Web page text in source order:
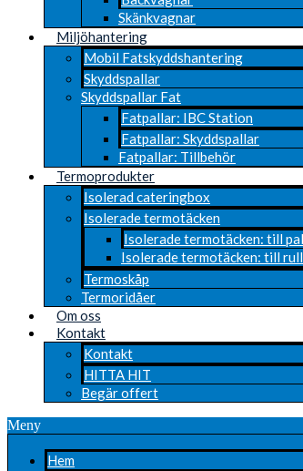
Skänkvagnar
Miljöhantering
Mobil Fatskyddshantering
Skyddspallar
Skyddspallar Fat
Fatpallar: IBC Station
Fatpallar: Skyddspallar
Fatpallar: Tillbehör
Termoprodukter
Isolerad cateringbox
Isolerade termotäcken
Isolerade termotäcken: till
Isolerade termotäcken: till
Termoskåp
Termoridåer
Om oss
Kontakt
Kontakt
HITTA HIT
Begär offert
Meny
Hem